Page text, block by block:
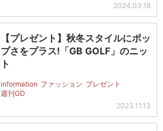
2024.03.18
【プレゼント】秋冬スタイルにポッ
プさをプラス!「GB GOLF」のニッ
ト
information ファッション プレゼント
週刊GD
2023.11.13